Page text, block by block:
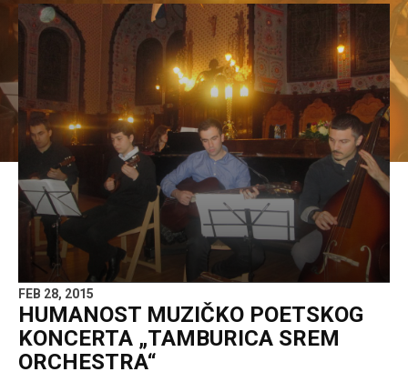
FEB 28, 2015
HUMANOST MUZIČKO POETSKOG
KONCERTA „TAMBURICA SREM
ORCHESTRA“